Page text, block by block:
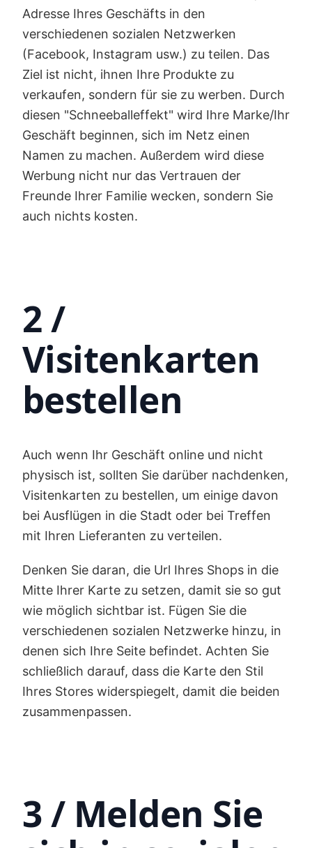
Adresse Ihres Geschäfts in den
verschiedenen sozialen Netzwerken
(Facebook, Instagram usw.) zu teilen. Das
Ziel ist nicht, ihnen Ihre Produkte zu
verkaufen, sondern für sie zu werben. Durch
diesen "Schneeballeffekt" wird Ihre Marke/Ihr
Geschäft beginnen, sich im Netz einen
Namen zu machen. Außerdem wird diese
Werbung nicht nur das Vertrauen der
Freunde Ihrer Familie wecken, sondern Sie
auch nichts kosten.
2 /
Visitenkarten
bestellen
Auch wenn Ihr Geschäft online und nicht
physisch ist, sollten Sie darüber nachdenken,
Visitenkarten zu bestellen, um einige davon
bei Ausflügen in die Stadt oder bei Treffen
mit Ihren Lieferanten zu verteilen.
Denken Sie daran, die Url Ihres Shops in die
Mitte Ihrer Karte zu setzen, damit sie so gut
wie möglich sichtbar ist. Fügen Sie die
verschiedenen sozialen Netzwerke hinzu, in
denen sich Ihre Seite befindet. Achten Sie
schließlich darauf, dass die Karte den Stil
Ihres Stores widerspiegelt, damit die beiden
zusammenpassen.
3 / Melden Sie